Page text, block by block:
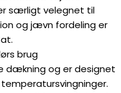
særligt velegnet til
og jævn fordeling er
brug
dækning og er designet